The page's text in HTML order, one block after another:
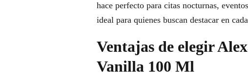
hace perfecto para citas nocturnas,
ideal para quienes buscan destacar en
Ventajas de elegir
Vanilla 100 Ml